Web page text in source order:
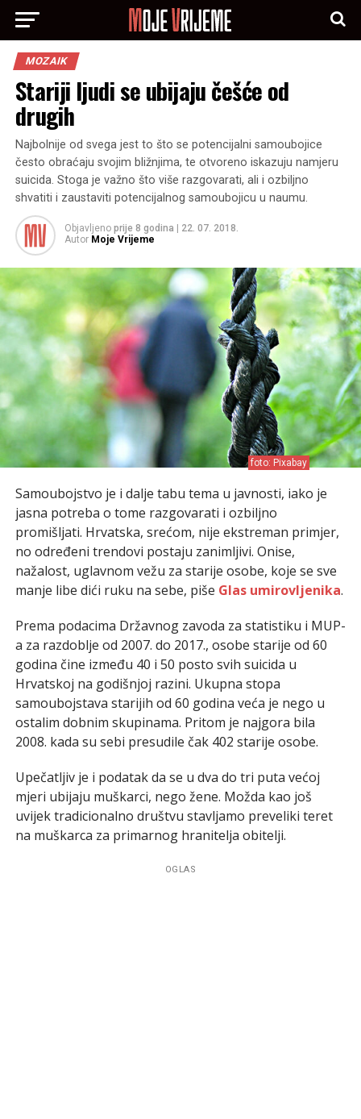
MOZAIK
Stariji ljudi se ubijaju češće od
drugih
Najbolnije od svega jest to što se potencijalni samoubojice
često obraćaju svojim bližnjima, te otvoreno iskazuju namjeru
suicida. Stoga je važno što više razgovarati, ali i ozbiljno
shvatiti i zaustaviti potencijalnog samoubojicu u naumu.
Objavljeno prije 8 godina
22. 07. 2018.
Autor Moje Vrijeme
foto: Pixabay
Samoubojstvo je i dalje tabu tema u javnosti, iako je
jasna potreba o tome razgovarati i ozbiljno
promišljati. Hrvatska, srećom, nije ekstreman primjer,
no određeni trendovi postaju zanimljivi. Onise,
nažalost, uglavnom vežu za starije osobe, koje se sve
manje libe dići ruku na sebe, piše Glas umirovljenika.
Prema podacima Državnog zavoda za statistiku i MUP-
a za razdoblje od 2007. do 2017., osobe starije od 60
godina čine između 40 i 50 posto svih suicida u
Hrvatskoj na godišnjoj razini. Ukupna stopa
samoubojstava starijih od 60 godina veća je nego u
ostalim dobnim skupinama. Pritom je najgora bila
2008. kada su sebi presudile čak 402 starije osobe.
Upečatljiv je i podatak da se u dva do tri puta većoj
mjeri ubijaju muškarci, nego žene. Možda kao još
uvijek tradicionalno društvu stavljamo preveliki teret
na muškarca za primarnog hranitelja obitelji.
OGLAS